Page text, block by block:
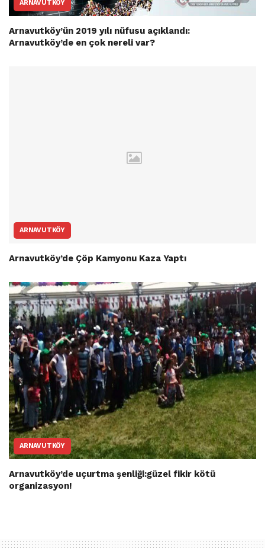
ARNAVUTKÖY
Arnavutköy’ün 2019 yılı nüfusu açıklandı:
Arnavutköy’de en çok nereli var?
ARNAVUTKÖY
Arnavutköy’de Çöp Kamyonu Kaza Yaptı
ARNAVUTKÖY
Arnavutköy’de uçurtma şenliği:güzel fikir kötü
organizasyon!